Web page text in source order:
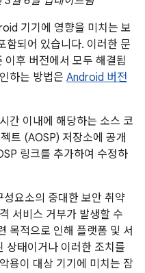
기기에 영향을 미치는 보
함되어 있습니다. 이러한 문
후 버전에서 모두 해결됩
하는 방법은 Android 버전
간 이내에 해당하는 소스 코
트 (AOSP) 저장소에 공개
링크를 추가하여 수정하
요소의 중대한 보안 취약
서비스 거부가 발생할 수
목적으로 인해 플랫폼 및 서
상태이거나 이러한 조치를
용이 대상 기기에 미치는 잠